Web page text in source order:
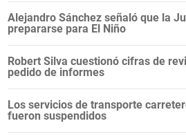
Alejandro Sánchez señaló que la
prepararse para El Niño
Robert Silva cuestionó cifras de
pedido de informes
Los servicios de transporte
fueron suspendidos